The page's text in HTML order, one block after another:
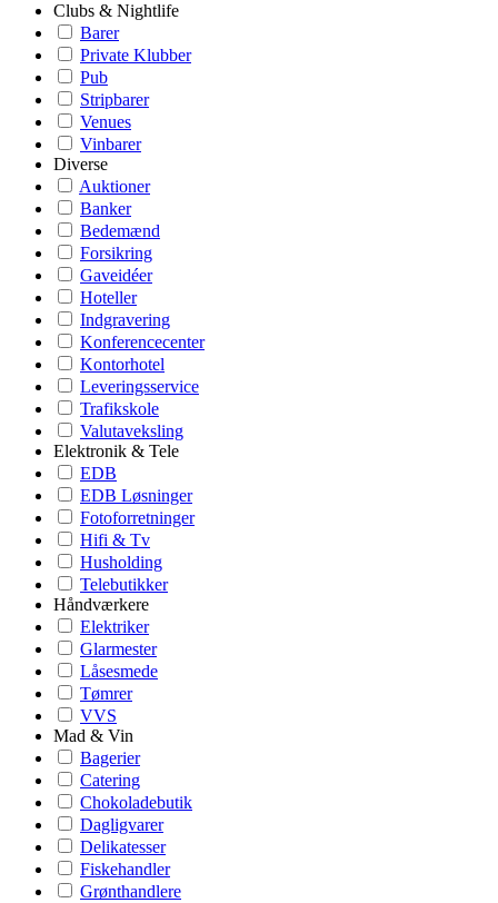
Clubs & Nightlife
Barer
Private Klubber
Pub
Stripbarer
Venues
Vinbarer
Diverse
Auktioner
Banker
Bedemænd
Forsikring
Gaveidéer
Hoteller
Indgravering
Konferencecenter
Kontorhotel
Leveringsservice
Trafikskole
Valutaveksling
Elektronik & Tele
EDB
EDB Løsninger
Fotoforretninger
Hifi & Tv
Husholding
Telebutikker
Håndværkere
Elektriker
Glarmester
Låsesmede
Tømrer
VVS
Mad & Vin
Bagerier
Catering
Chokoladebutik
Dagligvarer
Delikatesser
Fiskehandler
Grønthandlere